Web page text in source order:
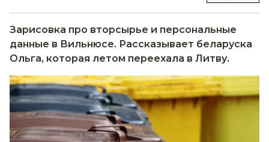
Зарисовка про вторсырье и персональные
данные в Вильнюсе. Рассказывает беларуска
Ольга, которая летом переехала в Литву.